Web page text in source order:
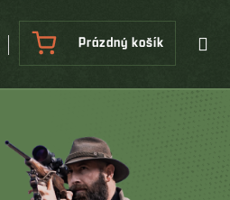
NÁKUPNÍ
KOŠÍK
Prázdný košík